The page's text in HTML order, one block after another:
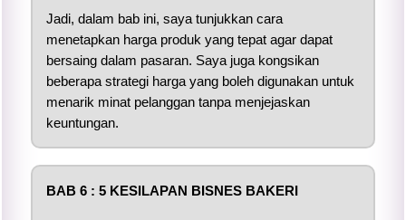
Jadi, dalam bab ini, saya tunjukkan cara
menetapkan harga produk yang tepat agar dapat
bersaing dalam pasaran. Saya juga kongsikan
beberapa strategi harga yang boleh digunakan untuk
menarik minat pelanggan tanpa menjejaskan
keuntungan.
BAB 6 :5 KESILAPAN BISNES BAKERI